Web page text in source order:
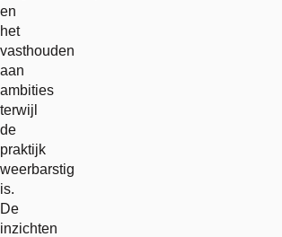
en
het
vasthouden
aan
ambities
terwijl
de
praktijk
weerbarstig
is.
De
inzichten